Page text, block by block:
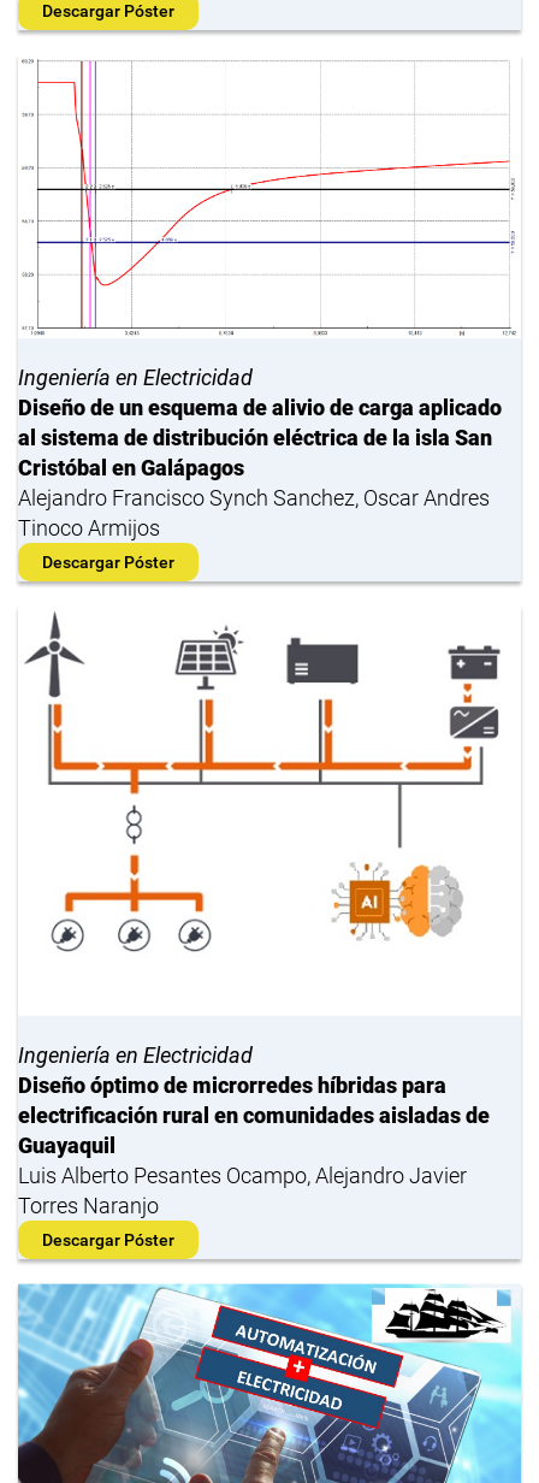
Descargar Póster
Ingeniería en Electricidad
Diseño de un esquema de alivio de carga aplicado
al sistema de distribución eléctrica de la isla San
Cristóbal en Galápagos
Alejandro Francisco Synch Sanchez, Oscar Andres
Tinoco Armijos
Descargar Póster
Ingeniería en Electricidad
Diseño óptimo de microrredes híbridas para
electrificación rural en comunidades aisladas de
Guayaquil
Luis Alberto Pesantes Ocampo, Alejandro Javier
Torres Naranjo
Descargar Póster